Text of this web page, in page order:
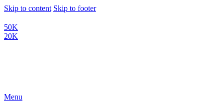
Skip to content Skip to footer
50K
20K
Menu